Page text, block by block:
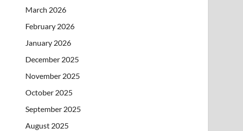
March 2026
February 2026
January 2026
December 2025
November 2025
October 2025
September 2025
August 2025